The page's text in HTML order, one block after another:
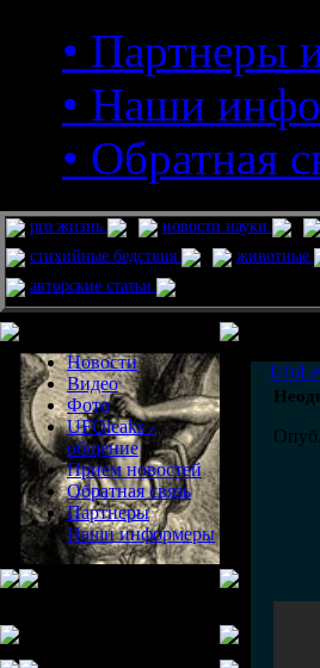
• Партнеры
• Наши
• Обратная
pro жизнь новости науки
стихийные бедствия
животные
авторские статьи
Новости
Видео
Фото
UFOleaks -
общение
Прием новостей
Обратная связь
Партнеры
Наши информеры